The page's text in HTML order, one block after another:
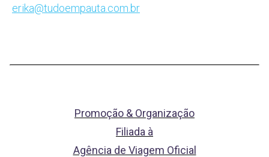
erika@tudoempauta.com.br
Promoção & Organização
Filiada à
Agência de Viagem Oficial